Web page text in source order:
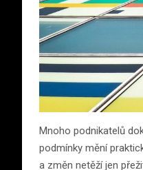
Mnoho podnikatelů
podmínky mění
a změn netěží jen